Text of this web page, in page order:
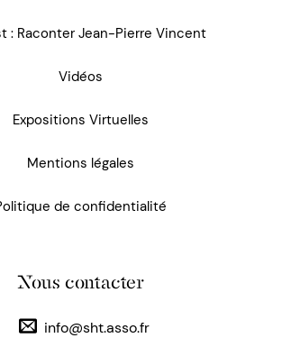
: Raconter Jean-Pierre Vincent
Vidéos
Expositions Virtuelles
Mentions légales
de confidentialité
Nous contacter
info@sht.asso.fr